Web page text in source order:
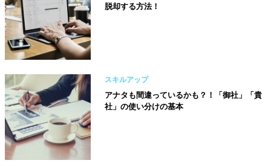
脱却する方法！
スキルアップ
アナタも間違っているかも？！「御社」「貴
社」の使い分けの基本